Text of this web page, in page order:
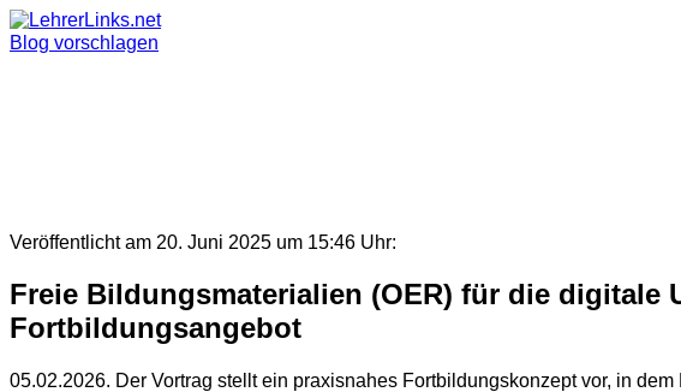
Skip
to
Blog vorschlagen
Veröffentlicht am 20. Juni 2025 um 15:46 Uhr:
Freie Bildungsmaterialien (OER) für die
Fortbildungsangebot
05.02.2026. Der Vortrag stellt ein praxisnahes Fortbildungskonzept vor, in